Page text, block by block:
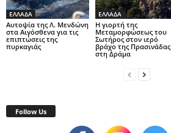
ΕΛΛΑΔΑ
Αυτοψία της Λ. Μενδώνη
στα Αιγόσθενα για τις
επιπτώσεις της
πυρκαγιάς
ΕΛΛΑΔΑ
Η γιορτή της
Μεταμορφώσεως του
Σωτήρος στον ιερό
βράχο της Πρασινάδας
στη Δράμα
Follow Us